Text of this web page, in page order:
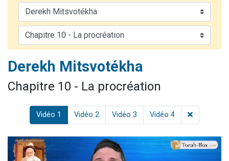
30 personnes viennent de faire un don pour Sauvez la jambe de Yohan
Il reste 49 places pour étudier en groupe sur Zoom
Derekh Mitsvotékha
Chapitre 10 - La procréation
Vidéo 1 Vidéo 2 Vidéo 3 Vidéo 4